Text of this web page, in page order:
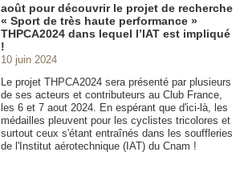
août pour découvrir le projet de recherche
« Sport de très haute performance »
THPCA2024 dans lequel l’IAT est impliqué
!
10 juin 2024
Le projet THPCA2024 sera présenté par plusieurs
de ses acteurs et contributeurs au Club France,
les 6 et 7 aout 2024. En espérant que d'ici-là, les
médailles pleuvent pour les cyclistes tricolores et
surtout ceux s'étant entraînés dans les souffleries
de l'Institut aérotechnique (IAT) du Cnam !